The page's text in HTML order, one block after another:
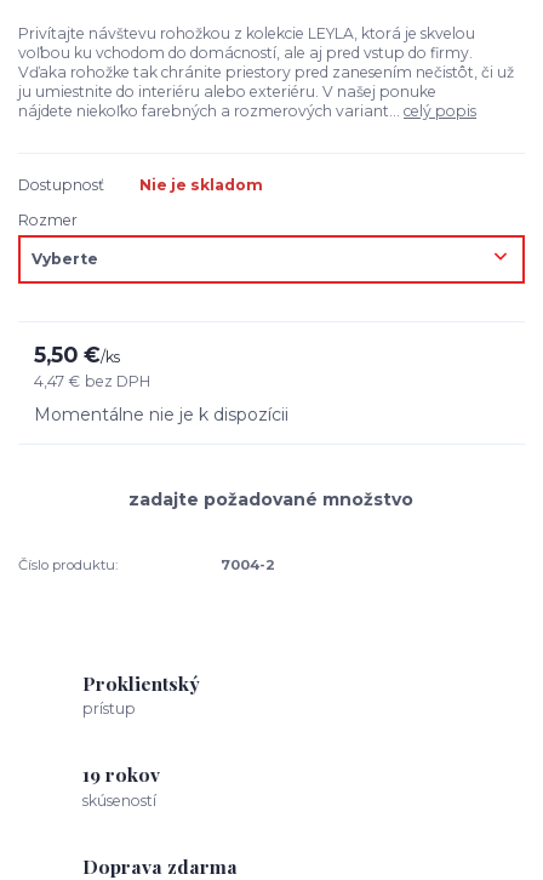
Privítajte návštevu rohožkou z kolekcie LEYLA, ktorá je skvelou
voľbou ku vchodom do domácností, ale aj pred vstup do firmy.
Vďaka rohožke tak chránite priestory pred zanesením nečistôt, či už
ju umiestnite do interiéru alebo exteriéru. V našej ponuke
nájdete niekoľko farebných a rozmerových variant... celý popis
Dostupnosť
Nie je skladom
Rozmer
5,50 €/ks
4,47 € bez DPH
Momentálne nie je k dispozícii
Číslo produktu: 7004-2
Proklientský
prístup
19 rokov
skúseností
Doprava zdarma